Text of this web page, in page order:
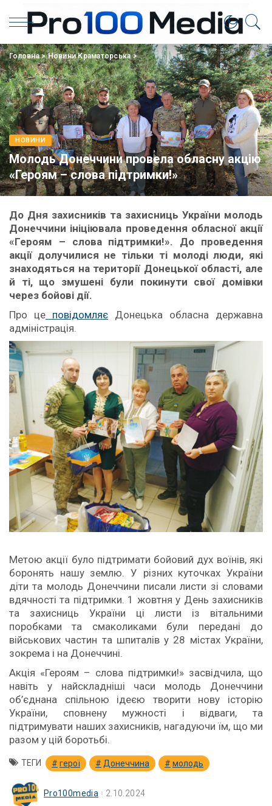
Головна>Новини Краматорська>
НОВИНИ
Молодь Донеччини провела обласну акцію
«Героям – слова підтримки!»
До Дня захисників та захисниць України молодь
Донеччини ініціювала проведення обласної акції
«Героям – слова підтримки!». До проведення
акції долучилися не тільки ті молоді люди, які
знаходяться на території Донецької області, але
й ті, що змушені були покинути свої домівки
через бойові дії.
Про це повідомляє Донецька обласна державна
адміністрація.
Метою акції було підтримати бойовий дух воїнів, які
боронять нашу землю. У різних куточках України
діти та молодь Донеччини писали листи зі словами
вдячності та підтримки. 1 жовтня у День захисників
та захисниць України ці листи із вітальними
поробками та смаколиками були передані до
військових частин та шпиталів у 28 містах України,
зокрема і на Донеччині.
Акція «Героям – слова підтримки!» засвідчила, що
навіть у найскладніші часи молодь Донеччини
об’єднана спільною ідеєю творити нову історію
України, сповнену мужності і відваги, та
підтримувати наших захисників, нагадуючи їм, що ми
разом у цій боротьбі.
ТЕГИ герої Донеччина молодь
Pro100media 2.10.2024